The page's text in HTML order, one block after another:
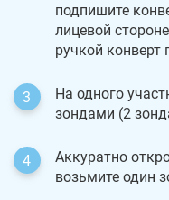
подпишите
лицевой
ручкой конверт
На одного
зондами (2
Аккуратно
возьмите один